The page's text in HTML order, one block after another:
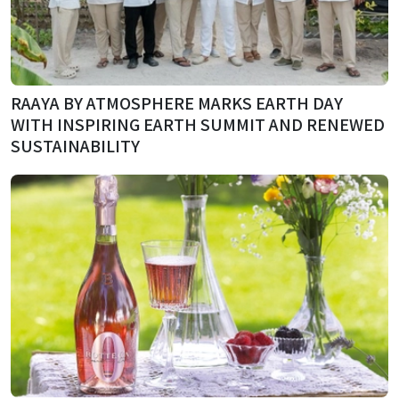
RAAYA BY ATMOSPHERE MARKS EARTH DAY
WITH INSPIRING EARTH SUMMIT AND RENEWED
SUSTAINABILITY